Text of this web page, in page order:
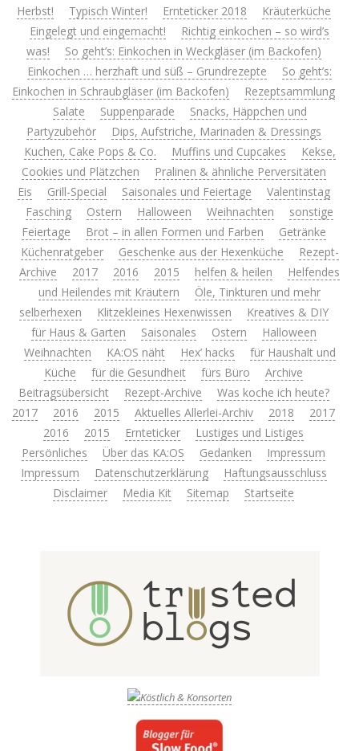
Herbst!
Typisch Winter! Ernteticker 2018
Kräuterküche
Eingelegt und eingemacht!
Richtig einkochen – so wird’s
was!
So geht’s: Einkochen in Weckgläser (im Backofen)
Einkochen … herzhaft und süß – Grundrezepte
So geht’s:
Einkochen in Schraubgläser (im Backofen)
Rezeptsammlung
Salate
Suppenparade
Snacks, Häppchen und
Partyzubehör
Dips, Aufstriche, Marinaden & Dressings
Kuchen, Cake Pops & Co.
Muffins und Cupcakes
Kekse,
Cookies und Plätzchen
Pralinen & ähnliche Perversitäten
Eis
Grill-Special Saisonales und Feiertage
Valentinstag
Fasching
Ostern Halloween Weihnachten
sonstige
Feiertage
Brot – in allen Formen und Farben
Getränke
Küchenratgeber
Geschenke aus der Hexenküche
Rezept-
Archive
2017 2016 2015 helfen & heilen
Helfendes
und Heilendes mit Kräutern
Öle, Tinkturen und mehr
selberhexen
Klitzekleines Hexenwissen
Kreatives & DIY
für Haus & Garten
Saisonales Ostern
Halloween
Weihnachten
KA:OS näht Hex’ hacks
für Haushalt und
Küche
für die Gesundheit fürs Büro
Archive
Beitragsübersicht
Rezept-Archive
Was koche ich heute?
2017
2016 2015 Aktuelles Allerlei-Archiv 2018
2017
2016
2015 Ernteticker
Lustiges und Listiges
Persönliches
Über das KA:OS Gedanken
Impressum
Impressum
Datenschutzerklärung
Haftungsausschluss
Disclaimer
Media Kit Sitemap Startseite